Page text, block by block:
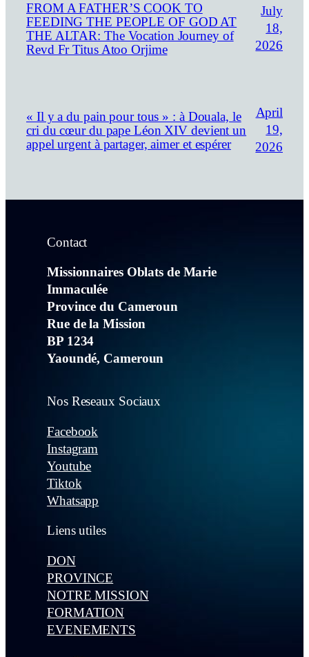
FROM A FATHER’S COOK TO
FEEDING THE PEOPLE OF GOD AT
THE ALTAR: The Vocation Journey of
Revd Fr Titus Atoo Orjime
July
18,
2026
« Il y a du pain pour tous » : à Douala, le
cri du cœur du pape Léon XIV devient un
appel urgent à partager, aimer et espérer
April
19,
2026
Contact
Missionnaires Oblats de Marie
Immaculée
Province du Cameroun
Rue de la Mission
BP 1234
Yaoundé, Cameroun
Nos Reseaux Sociaux
Facebook
Instagram
Youtube
Tiktok
Whatsapp
Liens utiles
DON
PROVINCE
NOTRE MISSION
FORMATION
EVENEMENTS